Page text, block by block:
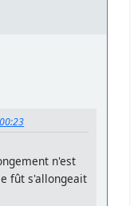
n'est
fût s'allongeait